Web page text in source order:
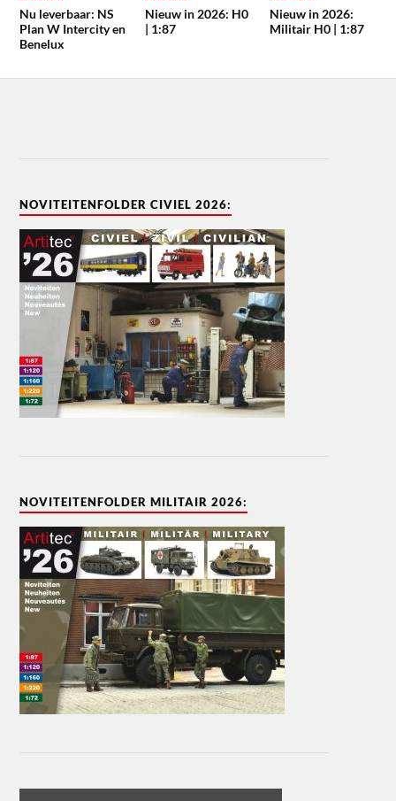
Nu leverbaar: NS
Plan W Intercity en
Benelux
Nieuw in 2026: H0
| 1:87
Nieuw in 2026:
Militair H0 | 1:87
NOVITEITENFOLDER CIVIEL 2026:
NOVITEITENFOLDER MILITAIR 2026: